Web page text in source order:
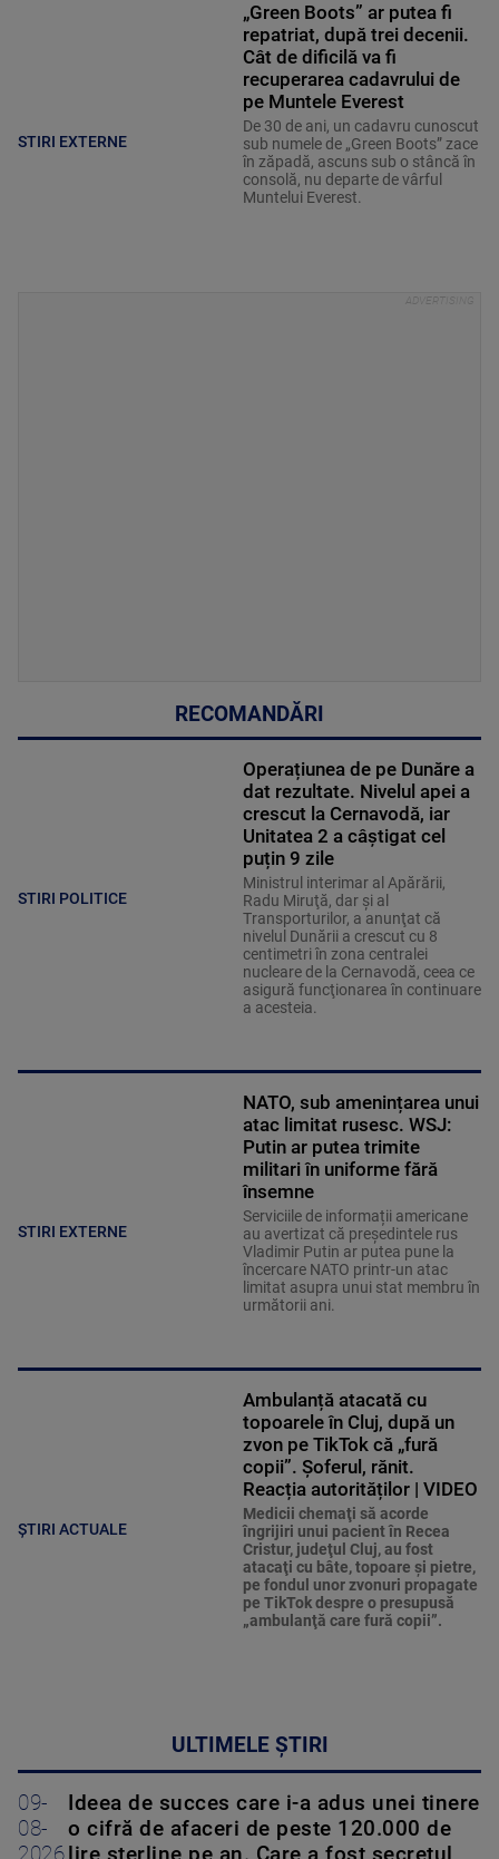
STIRI EXTERNE
„Green Boots” ar putea fi
repatriat, după trei decenii.
Cât de dificilă va fi
recuperarea cadavrului de
pe Muntele Everest
De 30 de ani, un cadavru cunoscut
sub numele de „Green Boots” zace
în zăpadă, ascuns sub o stâncă în
consolă, nu departe de vârful
Muntelui Everest.
RECOMANDĂRI
STIRI POLITICE
Operațiunea de pe Dunăre a
dat rezultate. Nivelul apei a
crescut la Cernavodă, iar
Unitatea 2 a câștigat cel
puțin 9 zile
Ministrul interimar al Apărării,
Radu Miruţă, dar şi al
Transporturilor, a anunţat că
nivelul Dunării a crescut cu 8
centimetri în zona centralei
nucleare de la Cernavodă, ceea ce
asigură funcţionarea în continuare
a acesteia.
STIRI EXTERNE
NATO, sub amenințarea unui
atac limitat rusesc. WSJ:
Putin ar putea trimite
militari în uniforme fără
însemne
Serviciile de informații americane
au avertizat că președintele rus
Vladimir Putin ar putea pune la
încercare NATO printr-un atac
limitat asupra unui stat membru în
următorii ani.
ȘTIRI ACTUALE
Ambulanță atacată cu
topoarele în Cluj, după un
zvon pe TikTok că „fură
copii”. Șoferul, rănit.
Reacția autorităților | VIDEO
Medicii chemaţi să acorde
îngrijiri unui pacient în Recea
Cristur, judeţul Cluj, au fost
atacaţi cu bâte, topoare şi pietre,
pe fondul unor zvonuri propagate
pe TikTok despre o presupusă
„ambulanţă care fură copii”.
ULTIMELE ȘTIRI
09-
08-
Ideea de succes care i-a adus unei tinere
o cifră de afaceri de peste 120.000 de